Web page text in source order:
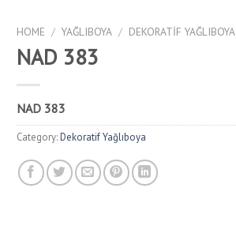
HOME / YAĞLIBOYA / DEKORATIF YAĞLIBOYA
NAD 383
NAD 383
Category:Dekoratif Yağlıboya